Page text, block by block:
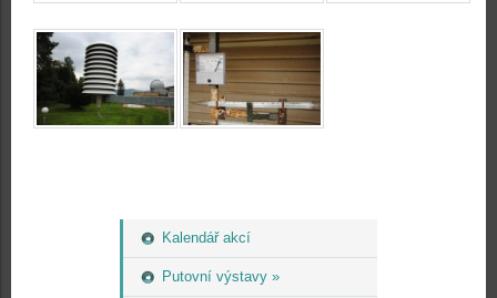
Kalendář akcí
Putovní výstavy »